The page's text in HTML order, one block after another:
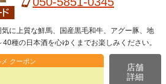
に上質な鮮馬、国産黒毛和牛、アグー豚、地
種の日本酒を心ゆくまでお楽しみください。
クーポン
店舗
詳細